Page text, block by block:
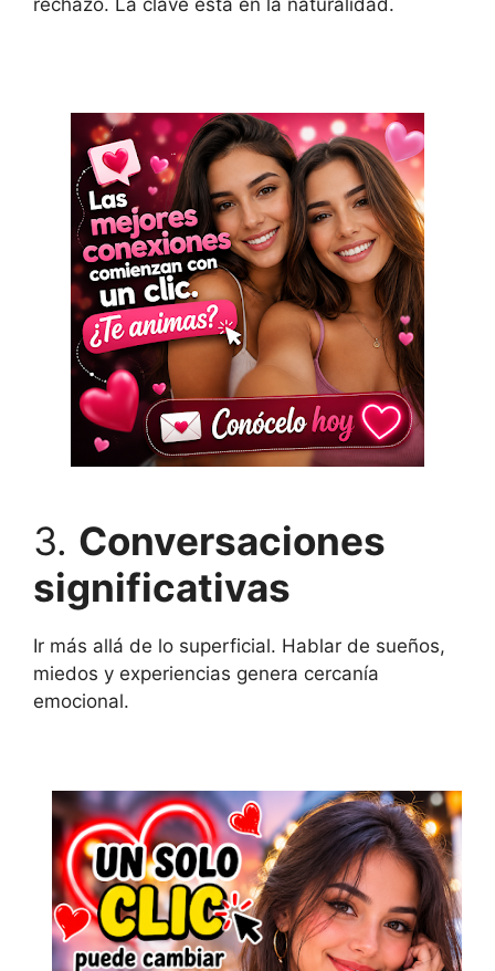
3. Conversaciones
significativas
Ir más allá de lo superficial. Hablar de sueños,
miedos y experiencias genera cercanía
emocional.